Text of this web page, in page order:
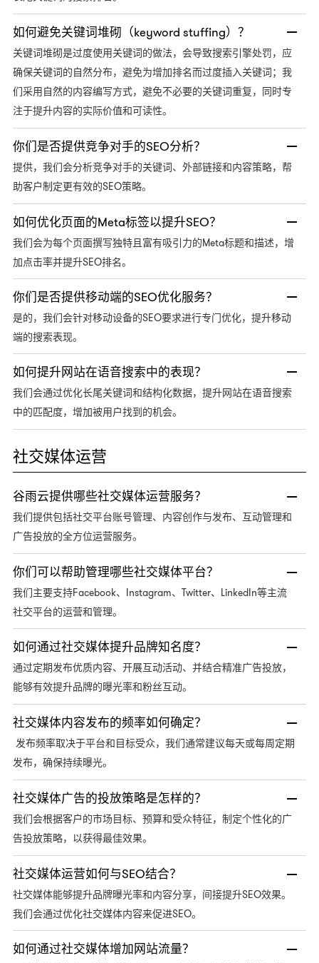
如何避免关键词堆砌（keyword stuffing）？
关键词堆砌是过度使用关键词的做法，会导致搜索引擎处罚，应
确保关键词的自然分布，避免为增加排名而过度插入关键词；我
们采用自然的内容编写方式，避免不必要的关键词重复，同时专
注于提升内容的实际价值和可读性。
你们是否提供竞争对手的SEO分析？
提供，我们会分析竞争对手的关键词、外部链接和内容策略，帮
助客户制定更有效的SEO策略。
如何优化页面的Meta标签以提升SEO？
我们会为每个页面撰写独特且富有吸引力的Meta标题和描述，增
加点击率并提升SEO排名。
你们是否提供移动端的SEO优化服务？
是的，我们会针对移动设备的SEO要求进行专门优化，提升移动
端的搜索表现。
如何提升网站在语音搜索中的表现？
我们会通过优化长尾关键词和结构化数据，提升网站在语音搜索
中的匹配度，增加被用户找到的机会。
社交媒体运营
谷雨云提供哪些社交媒体运营服务？
我们提供包括社交平台账号管理、内容创作与发布、互动管理和
广告投放的全方位运营服务。
你们可以帮助管理哪些社交媒体平台？
我们主要支持Facebook、Instagram、Twitter、LinkedIn等主流
社交平台的运营和管理。
如何通过社交媒体提升品牌知名度？
通过定期发布优质内容、开展互动活动、并结合精准广告投放，
能够有效提升品牌的曝光率和粉丝互动。
社交媒体内容发布的频率如何确定？
发布频率取决于平台和目标受众，我们通常建议每天或每周定期
发布，确保持续曝光。
社交媒体广告的投放策略是怎样的？
我们会根据客户的市场目标、预算和受众特征，制定个性化的广
告投放策略，以获得最佳效果。
社交媒体运营如何与SEO结合？
社交媒体能够提升品牌曝光率和内容分享，间接提升SEO效果。
我们会通过优化社交媒体内容来促进SEO。
如何通过社交媒体增加网站流量？